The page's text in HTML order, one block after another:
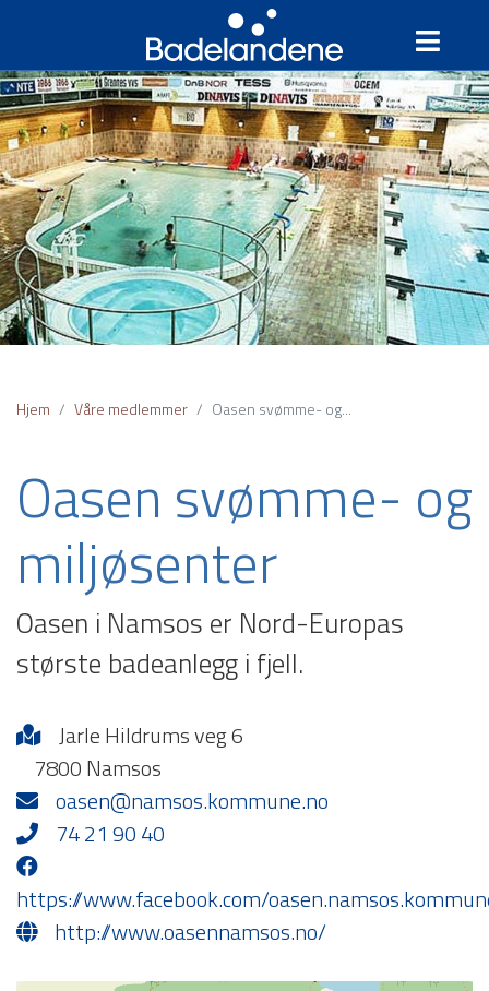
Hjem Våre medlemmer Oasen svømme- og...
Oasen svømme- og
miljøsenter
Oasen i Namsos er Nord-Europas
største badeanlegg i fjell.
Jarle Hildrums veg 6
7800 Namsos
oasen@namsos.kommune.no
74 21 90 40
https://www.facebook.com/
http://www.oasennamsos.no/